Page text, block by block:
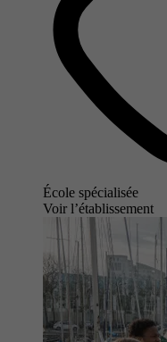
École spécialisée
Voir l’établissement